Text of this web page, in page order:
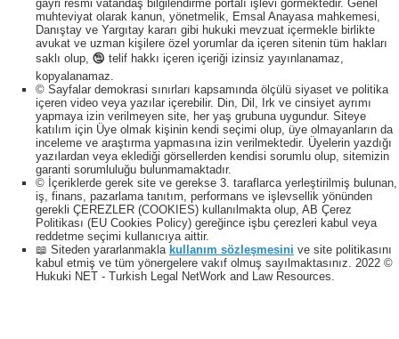
gayri resmi vatandaş bilgilendirme portalı işlevi görmektedir. Genel
muhteviyat olarak kanun, yönetmelik, Emsal Anayasa mahkemesi,
Danıştay ve Yargıtay kararı gibi hukuki mevzuat içermekle birlikte
avukat ve uzman kişilere özel yorumlar da içeren sitenin tüm hakları
saklı olup, 🕲 telif hakkı içeren içeriği izinsiz yayınlanamaz,
kopyalanamaz.
© Sayfalar demokrasi sınırları kapsamında ölçülü siyaset ve politika
içeren video veya yazılar içerebilir. Din, Dil, Irk ve cinsiyet ayrımı
yapmaya izin verilmeyen site, her yaş grubuna uygundur. Siteye
katılım için Üye olmak kişinin kendi seçimi olup, üye olmayanların da
inceleme ve araştırma yapmasına izin verilmektedir. Üyelerin yazdığı
yazılardan veya eklediği görsellerden kendisi sorumlu olup, sitemizin
garanti sorumluluğu bulunmamaktadır.
© İçeriklerde gerek site ve gerekse 3. taraflarca yerleştirilmiş bulunan,
iş, finans, pazarlama tanıtım, performans ve işlevsellik yönünden
gerekli ÇEREZLER (COOKIES) kullanılmakta olup, AB Çerez
Politikası (EU Cookies Policy) gereğince işbu çerezleri kabul veya
reddetme seçimi kullanıcıya aittir.
📖 Siteden yararlanmakla kullanım sözleşmesini ve site politikasını
kabul etmiş ve tüm yönergelere vakıf olmuş sayılmaktasınız. 2022 ©
Hukuki NET - Turkish Legal NetWork and Law Resources.